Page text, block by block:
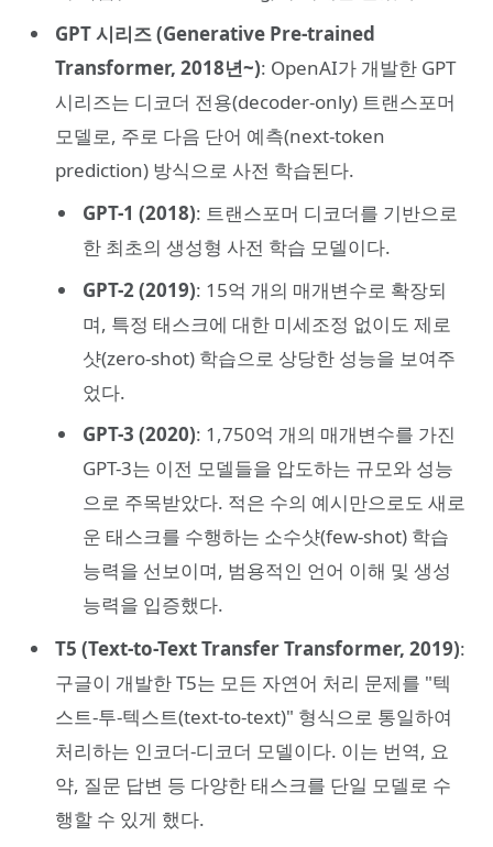
GPT 시리즈 (Generative Pre-trained
Transformer, 2018년~): OpenAI가 개발한 GPT
시리즈는 디코더 전용(decoder-only) 트랜스포머
모델로, 주로 다음 단어 예측(next-token
prediction) 방식으로 사전 학습된다.
GPT-1 (2018): 트랜스포머 디코더를 기반으로
한 최초의 생성형 사전 학습 모델이다.
GPT-2 (2019): 15억 개의 매개변수로 확장되
며, 특정 태스크에 대한 미세조정 없이도 제로
샷(zero-shot) 학습으로 상당한 성능을 보여주
었다.
GPT-3 (2020): 1,750억 개의 매개변수를 가진
GPT-3는 이전 모델들을 압도하는 규모와 성능
으로 주목받았다. 적은 수의 예시만으로도 새로
운 태스크를 수행하는 소수샷(few-shot) 학습
능력을 선보이며, 범용적인 언어 이해 및 생성
능력을 입증했다.
T5 (Text-to-Text Transfer Transformer, 2019):
구글이 개발한 T5는 모든 자연어 처리 문제를 "텍
스트-투-텍스트(text-to-text)" 형식으로 통일하여
처리하는 인코더-디코더 모델이다. 이는 번역, 요
약, 질문 답변 등 다양한 태스크를 단일 모델로 수
행할 수 있게 했다.